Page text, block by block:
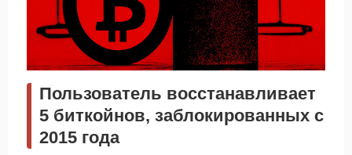
Пользователь восстанавливает
5 биткойнов, заблокированных с
2015 года